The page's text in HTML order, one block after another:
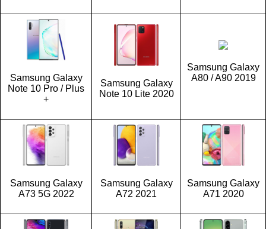
Samsung Galaxy
Note 10 Pro / Plus
+
Samsung Galaxy
Note 10 Lite 2020
Samsung Galaxy
A80 / A90 2019
Samsung Galaxy
A73 5G 2022
Samsung Galaxy
A72 2021
Samsung Galaxy
A71 2020